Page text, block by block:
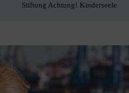
Stiftung Achtung! Kinderseele